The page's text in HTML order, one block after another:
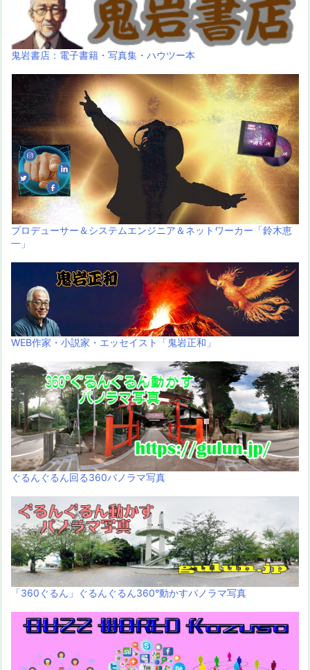
鬼岩書店：電子書籍・写真集・ハウツー本
プロデューサー＆システムエンジニア＆ネットワーカー「鈴木恵
一」
WEB作家・小説家・エッセイスト「鬼岩正和」
ぐるんぐるん回る360パノラマ写真
「360ぐるん」ぐるんぐるん360°動かすパノラマ写真